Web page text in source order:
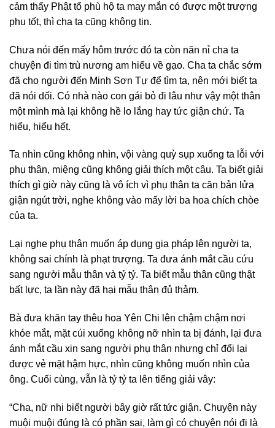
cảm thấy Phật tổ phù hộ ta may mắn có được một trượng
phu tốt, thì cha ta cũng không tin.
Chưa nói đến mấy hôm trước đó ta còn năn nỉ cha ta
chuyện đi tìm trù nương am hiểu về gạo. Cha ta chắc sớm
đã cho người đến Minh Sơn Tự để tìm ta, nên mới biết ta
đã nói dối. Có nhà nào con gái bỏ đi lâu như vậy một thân
một mình mà lại không hề lo lắng hay tức giận chứ. Ta
hiểu, hiểu hết.
Ta nhìn cũng không nhìn, vội vàng quỳ sụp xuống ta lỗi với
phụ thân, miệng cũng không giải thích một câu. Ta biết giải
thích gì giờ này cũng là vô ích vì phụ thân ta căn bản lửa
giận ngút trời, nghe không vào mấy lời ba hoa chích chòe
của ta.
Lại nghe phụ thân muốn áp dụng gia pháp lên người ta,
không sai chính là phạt trượng. Ta đưa ánh mắt cầu cứu
sang người mẫu thân và tỷ tỷ. Ta biết mẫu thân cũng thật
bất lực, ta lần này đã hại mẫu thân đủ thảm.
Bà đưa khăn tay thêu hoa Yên Chi lên chậm chậm nơi
khóe mắt, mặt cúi xuống không nỡ nhìn ta bị đánh, lại đưa
ánh mắt cầu xin sang người phụ thân nhưng chỉ đổi lại
được vẻ mặt hậm hực, nhìn cũng không muốn nhìn của
ông. Cuối cùng, vẫn là tỷ tỷ ta lên tiếng giải vây:
“Cha, nữ nhi biết người bây giờ rất tức giận. Chuyện này
muội muội đúng là có phần sai, làm gì có chuyện nói đi là